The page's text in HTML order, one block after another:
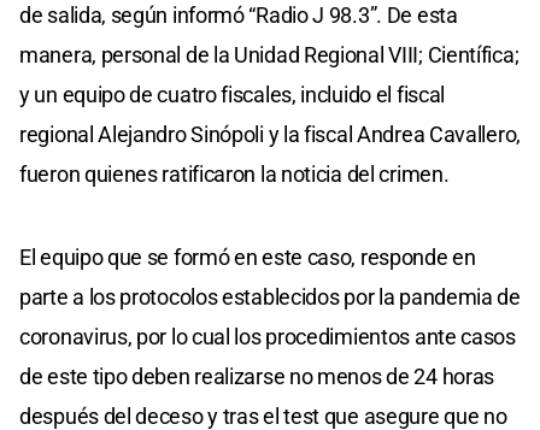
de salida, según informó “Radio J 98.3”. De esta
manera, personal de la Unidad Regional VIII; Científica;
y un equipo de cuatro fiscales, incluido el fiscal
regional Alejandro Sinópoli y la fiscal Andrea Cavallero,
fueron quienes ratificaron la noticia del crimen.
El equipo que se formó en este caso, responde en
parte a los protocolos establecidos por la pandemia de
coronavirus, por lo cual los procedimientos ante casos
de este tipo deben realizarse no menos de 24 horas
después del deceso y tras el test que asegure que no